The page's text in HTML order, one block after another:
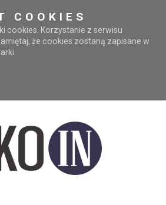
COOKIES
cookies. Korzystanie z serwisu
że cookies zostaną zapisane w